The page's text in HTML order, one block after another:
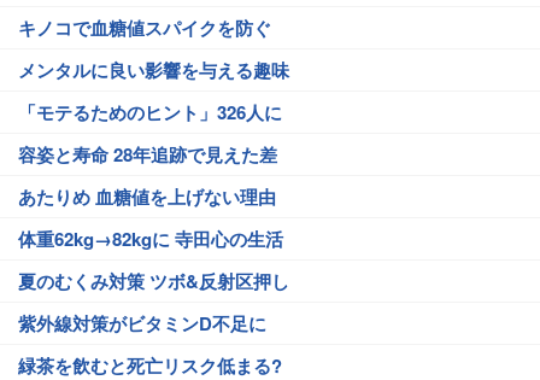
キノコで血糖値スパイクを防ぐ
メンタルに良い影響を与える趣味
「モテるためのヒント」326人に
容姿と寿命 28年追跡で見えた差
あたりめ 血糖値を上げない理由
体重62kg→82kgに 寺田心の生活
夏のむくみ対策 ツボ&反射区押し
紫外線対策がビタミンD不足に
緑茶を飲むと死亡リスク低まる?